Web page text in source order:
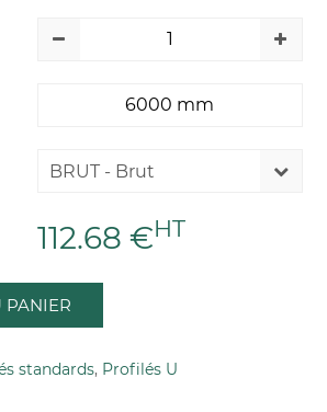
BRUT - Brut
112.68 €HT
PANIER
standards, Profilés U